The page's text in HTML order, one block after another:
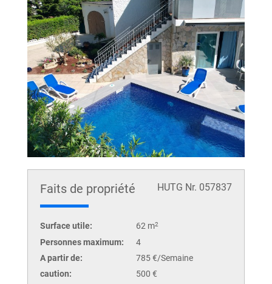
Faits de propriété HUTG Nr. 057837
Surface utile: 62 m2
Personnes maximum:
4
A partir de:
785 €/Semaine
caution:
500 €